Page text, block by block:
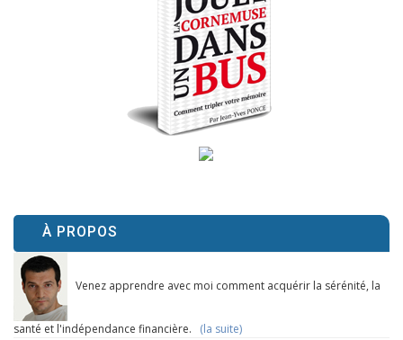
À PROPOS
Venez apprendre avec moi comment acquérir la sérénité, la
santé et l'indépendance financière. (la suite)